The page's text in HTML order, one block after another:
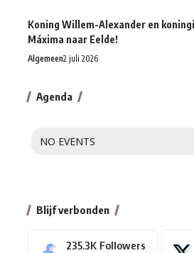
Koning Willem-Alexander en
Máxima naar Eelde!
Algemeen2 juli 2026
Agenda
NO EVENTS
Blijf verbonden
235.3K Followers